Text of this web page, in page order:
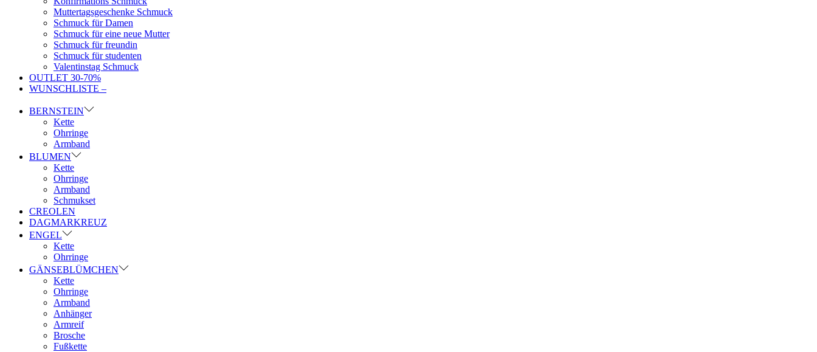
Muttertagsgeschenke Schmuck
Schmuck für Damen
Schmuck für eine neue Mutter
Schmuck für freundin
Schmuck für studenten
Valentinstag Schmuck
OUTLET 30-70%
WUNSCHLISTE –
BERNSTEIN
Kette
Ohrringe
Armband
BLUMEN
Kette
Ohrringe
Armband
Schmukset
CREOLEN
DAGMARKREUZ
ENGEL
Kette
Ohrringe
GÄNSEBLÜMCHEN
Kette
Ohrringe
Armband
Anhänger
Armreif
Brosche
Fußkette